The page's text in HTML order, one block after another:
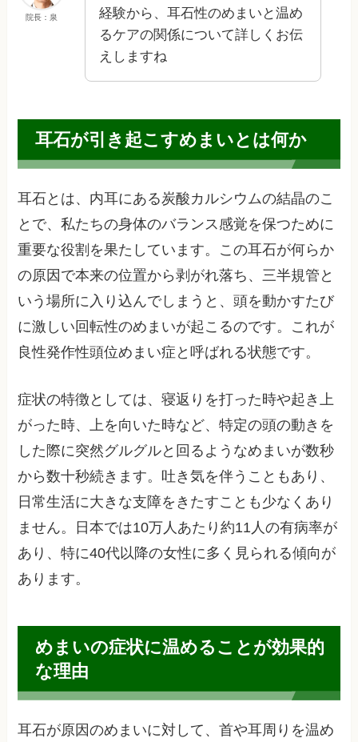
院長：泉
経験から、耳石性のめまいと温め
るケアの関係について詳しくお伝
えしますね
耳石が引き起こすめまいとは何か
耳石とは、内耳にある炭酸カルシウムの結晶のこ
とで、私たちの身体のバランス感覚を保つために
重要な役割を果たしています。この耳石が何らか
の原因で本来の位置から剥がれ落ち、三半規管と
いう場所に入り込んでしまうと、頭を動かすたび
に激しい回転性のめまいが起こるのです。これが
良性発作性頭位めまい症と呼ばれる状態です。
症状の特徴としては、寝返りを打った時や起き上
がった時、上を向いた時など、特定の頭の動きを
した際に突然グルグルと回るようなめまいが数秒
から数十秒続きます。吐き気を伴うこともあり、
日常生活に大きな支障をきたすことも少なくあり
ません。日本では10万人あたり約11人の有病率が
あり、特に40代以降の女性に多く見られる傾向が
あります。
めまいの症状に温めることが効果的
な理由
耳石が原因のめまいに対して、首や耳周りを温め